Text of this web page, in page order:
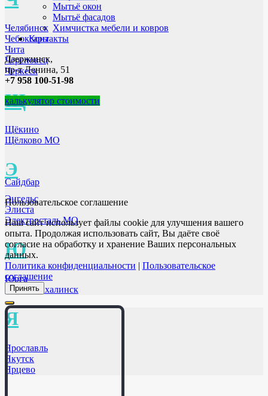
Челябинск
Чебоксары
Чита
Череповец
Черкеск
Щ
Щёкино
Щёлково МО
Э
Энгельс
Элиста
Электросталь МО
Ю
Юрга
Южно-Сахалинск
Я
Ярославль
Якутск
Ярцево
Мытьё окон
Мытьё фасадов
Химчистка мебели и ковров
Контакты
Дзержинск,
пр-т Ленина, 51
+7 958 100-51-98
калькулятор стоимости
Сайдбар
Пользовательское соглашение
Наш сайт использует файлы cookie для улучшения вашего
опыта. Продолжая использовать сайт, Вы даёте своё
согласие на обработку и хранение Ваших персональных
данных.
Политика конфиденциальности | Пользовательское
соглашение
Принять